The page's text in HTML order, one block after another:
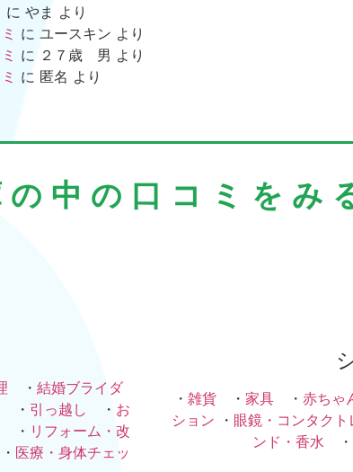
に やま より
に ユースキン より
に ２７歳 男 より
に 匿名 より
の中の口コミをみ
・ 結婚ブライダ
・ 引っ越し ・ お
・ リフォーム・改
医療・身体チェッ
・ 雑貨 ・ 家具 ・ 赤ちゃ
ション ・ 眼鏡・コンタクト
ンド・香水 ・